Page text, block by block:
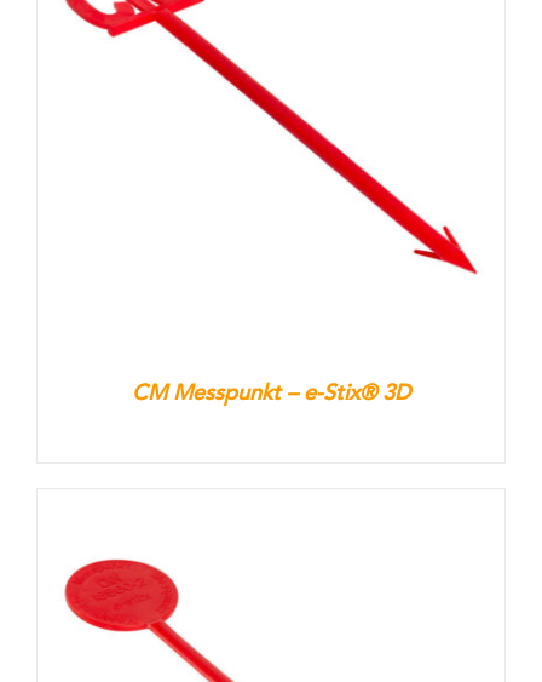
CM Messpunkt – e-Stix® 3D